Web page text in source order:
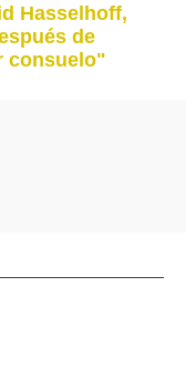
Hasselhoff,
de
consuelo"